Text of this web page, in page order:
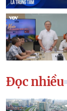
Đọc nhiều